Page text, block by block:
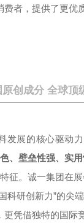
费者，提供了更优
原创成分 全球顶
发展的核心驱动力
、壁垒性强、实
征。诚一集团在
科研创新力”的尖
更凭借独特的国际